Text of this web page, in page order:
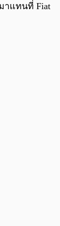
าแทนที่ Fiat